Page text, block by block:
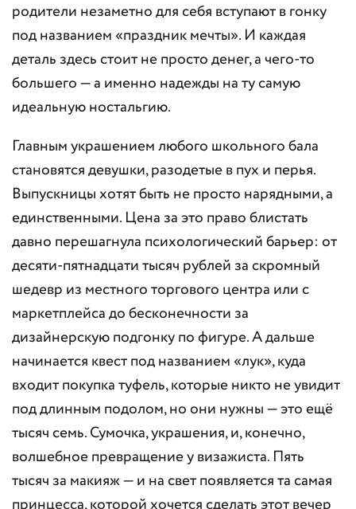
родители незаметно для себя вступают в гонку
под названием «праздник мечты». И каждая
деталь здесь стоит не просто денег, а чего-то
большего — а именно надежды на ту самую
идеальную ностальгию.
Главным украшением любого школьного бала
становятся девушки, разодетые в пух и перья.
Выпускницы хотят быть не просто нарядными, а
единственными. Цена за это право блистать
давно перешагнула психологический барьер: от
десяти-пятнадцати тысяч рублей за скромный
шедевр из местного торгового центра или с
маркетплейса до бесконечности за
дизайнерскую подгонку по фигуре. А дальше
начинается квест под названием «лук», куда
входит покупка туфель, которые никто не увидит
под длинным подолом, но они нужны — это ещё
тысяч семь. Сумочка, украшения, и, конечно,
волшебное превращение у визажиста. Пять
тысяч за макияж — и на свет появляется та самая